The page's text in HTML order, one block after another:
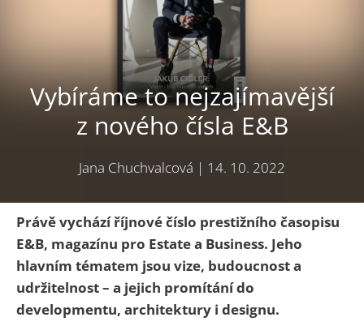
Vybíráme to nejzajímavější
z nového čísla E&B
Jana Chuchvalcová | 14. 10. 2022
Právě vychází říjnové číslo prestižního časopisu
E&B, magazínu pro Estate a Business. Jeho
hlavním tématem jsou vize, budoucnost a
udržitelnost – a jejich promítání do
developmentu, architektury i designu.